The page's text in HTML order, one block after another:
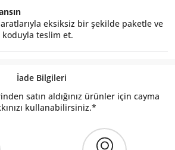
eksiksiz bir şekilde paketle ve
teslim et.
İade Bilgileri
satın aldığınız ürünler için cayma
kullanabilirsiniz.*